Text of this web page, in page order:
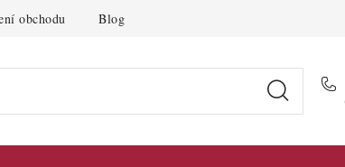
obchodu Blog